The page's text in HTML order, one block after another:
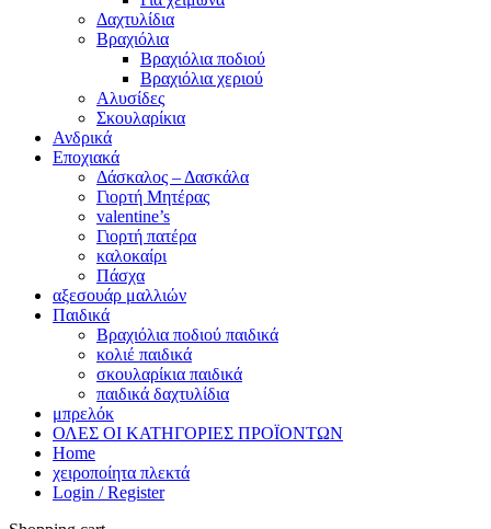
Δαχτυλίδια
Βραχιόλια
Βραχιόλια ποδιού
Βραχιόλια χεριού
Αλυσίδες
Σκουλαρίκια
Ανδρικά
Εποχιακά
Δάσκαλος – Δασκάλα
Γιορτή Μητέρας
valentine’s
Γιορτή πατέρα
καλοκαίρι
Πάσχα
αξεσουάρ μαλλιών
Παιδικά
Βραχιόλια ποδιού παιδικά
κολιέ παιδικά
σκουλαρίκια παιδικά
παιδικά δαχτυλίδια
μπρελόκ
ΟΛΕΣ ΟΙ ΚΑΤΗΓΟΡΙΕΣ ΠΡΟΪΟΝΤΩΝ
Home
χειροποίητα πλεκτά
Login / Register